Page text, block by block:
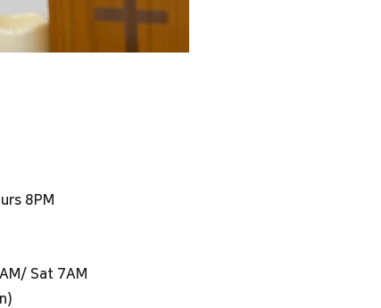
8PM
Sat 7AM